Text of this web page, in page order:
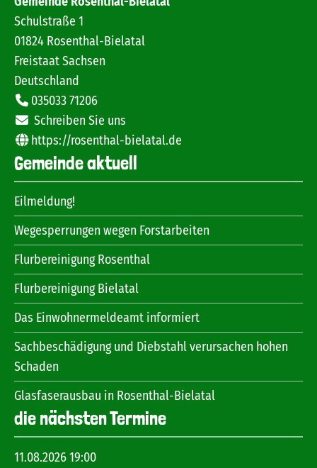
Schulstraße 1
01824 Rosenthal-Bielatal
Freistaat Sachsen
Deutschland
035033 71206
Schreiben Sie uns
https://rosenthal-bielatal.de
Gemeinde aktuell
Eilmeldung!
Wegesperrungen wegen Forstarbeiten
Flurbereinigung Rosenthal
Flurbereinigung Bielatal
Das Einwohnermeldeamt informiert
Sachbeschädigung und Diebstahl verursachen hohen
Schaden
Glasfaserausbau in Rosenthal-Bielatal
die nächsten Termine
11.08.2026 19:00